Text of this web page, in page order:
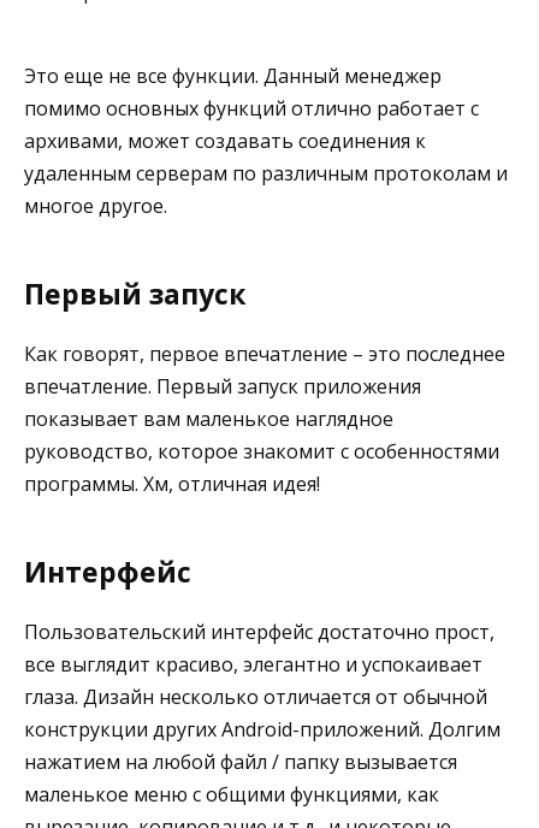
Это еще не все функции. Данный менеджер
помимо основных функций отлично работает с
архивами, может создавать соединения к
удаленным серверам по различным протоколам и
многое другое.
Первый запуск
Как говорят, первое впечатление – это последнее
впечатление. Первый запуск приложения
показывает вам маленькое наглядное
руководство, которое знакомит с особенностями
программы. Хм, отличная идея!
Интерфейс
Пользовательский интерфейс достаточно прост,
все выглядит красиво, элегантно и успокаивает
глаза. Дизайн несколько отличается от обычной
конструкции других Android-приложений. Долгим
нажатием на любой файл / папку вызывается
маленькое меню с общими функциями, как